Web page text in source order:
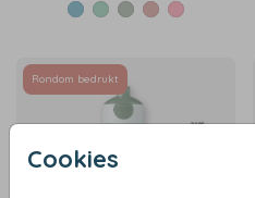
Cookies
Rondom bedrukt